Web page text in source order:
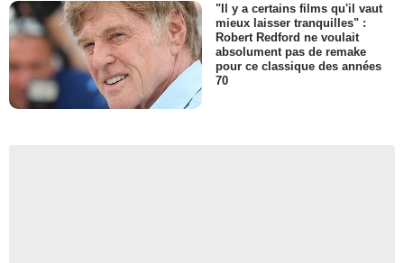
"Il y a certains films qu'il vaut
mieux laisser tranquilles" :
Robert Redford ne voulait
absolument pas de remake
pour ce classique des années
70